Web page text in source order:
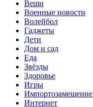
Вещи
Военные новости
Волейбол
Гаджеты
Дети
Дом и сад
Еда
Звёзды
Здоровье
Игры
Импортозамещение
Интернет